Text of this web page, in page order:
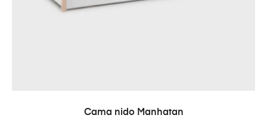
LEER MÁS
Cama nido Manhatan